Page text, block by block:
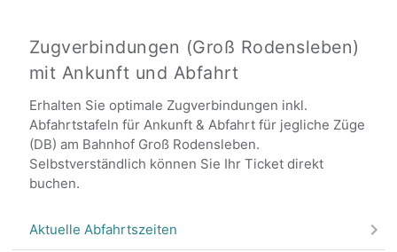
Zugverbindungen (Groß Rodensleben)
mit Ankunft und Abfahrt
Erhalten Sie optimale Zugverbindungen inkl.
Abfahrtstafeln für Ankunft & Abfahrt für jegliche Züge
(DB) am Bahnhof Groß Rodensleben.
Selbstverständlich können Sie Ihr Ticket direkt
buchen.
Aktuelle Abfahrtszeiten